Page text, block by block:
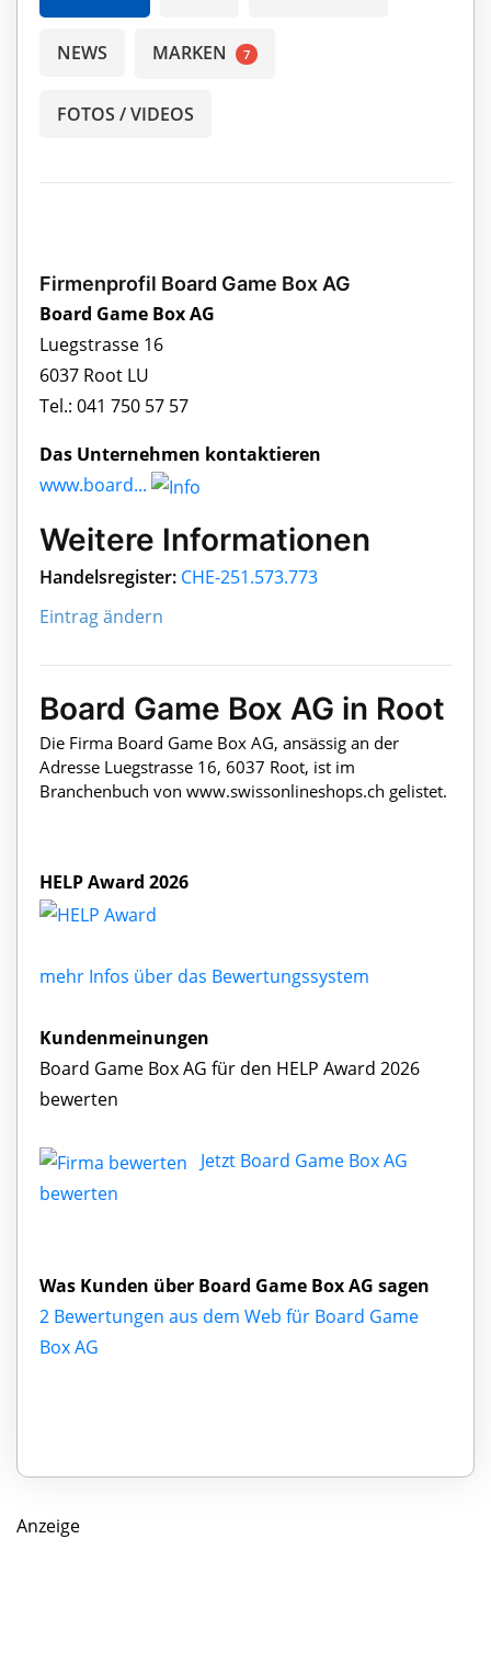
NEWS MARKEN 7
FOTOS / VIDEOS
Firmenprofil Board Game Box AG
Board Game Box AG
Luegstrasse 16
6037 Root LU
Tel.: 041 750 57 57
Das Unternehmen kontaktieren
www.board...
Weitere Informationen
Handelsregister: CHE-251.573.773
Eintrag ändern
Board Game Box AG in Root
Die Firma Board Game Box AG, ansässig an der
Adresse Luegstrasse 16, 6037 Root, ist im
Branchenbuch von www.swissonlineshops.ch gelistet.
HELP Award 2026
mehr Infos über das Bewertungssystem
Kundenmeinungen
Board Game Box AG für den HELP Award 2026
bewerten
Jetzt Board Game Box AG
bewerten
Was Kunden über Board Game Box AG sagen
2 Bewertungen aus dem Web für Board Game
Box AG
Anzeige